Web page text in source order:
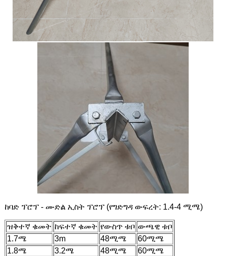
ከባድ ፕሮፕ - ሙድል ኢስት ፕሮፕ (የግድግዳ ውፍረት: 1.4-4 ሚሜ)
ዝቅተኛ ቁመት ከፍተኛ ቁመት የውስጥ ቱቦ ውጫዊ ቱቦ
1.7ሜ
3m 48ሚሜ
60ሚሜ
1.8ሜ
3.2ሜ 48ሚሜ
60ሚሜ